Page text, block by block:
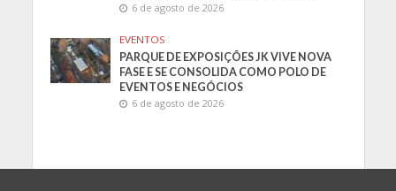
6 de agosto de 2026
EVENTOS
PARQUE DE EXPOSIÇÕES JK VIVE NOVA
FASE E SE CONSOLIDA COMO POLO DE
EVENTOS E NEGÓCIOS
6 de agosto de 2026